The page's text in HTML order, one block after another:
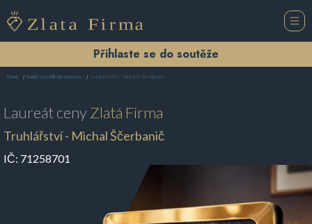
Přihlaste se do soutěže
Domů Truhlářství Uhlířské Janovice Truhlářství - Michal Ščerbanič
Laureát cenyZlatá Firma
Truhlářství - Michal Ščerbanič
IČ: 71258701